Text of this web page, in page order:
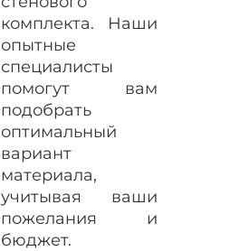
комплекта. Наши
опытные
специалисты
помогут вам
подобрать
оптимальный
вариант
материала,
учитывая ваши
пожелания и
бюджет.